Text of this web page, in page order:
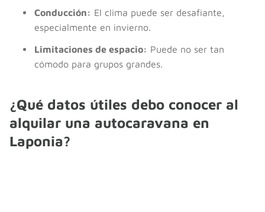
Conducción: El clima puede ser desafiante,
especialmente en invierno.
Limitaciones de espacio: Puede no ser tan
cómodo para grupos grandes.
¿Qué datos útiles debo conocer al
alquilar una autocaravana en
Laponia?